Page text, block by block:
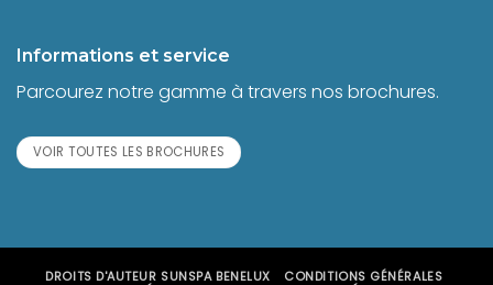
Informations et service
Parcourez notre gamme à travers nos brochures.
VOIR TOUTES LES BROCHURES
DROITS D'AUTEUR SUNSPA BENELUX
CONDITIONS GÉNÉRALES